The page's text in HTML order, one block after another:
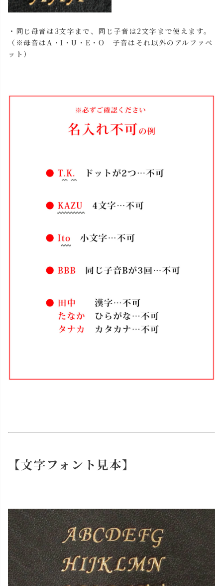
・同じ母音は3文字まで、同じ子音は2文字まで使えます。
（※母音はA・I・U・E・O 子音はそれ以外のアルファベ
ット）
【文字フォント見本】